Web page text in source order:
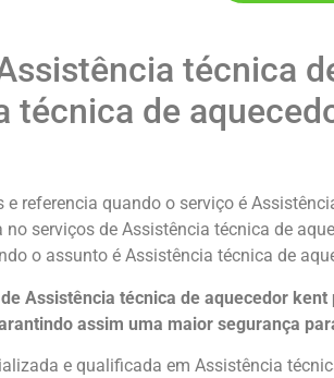
técnica
técnica de
e referencia quando o serviço é
no serviços de Assistência técnica de
o assunto é Assistência técnica de
Assistência técnica de aquecedor
assim uma maior segurança
e qualificada em Assistência